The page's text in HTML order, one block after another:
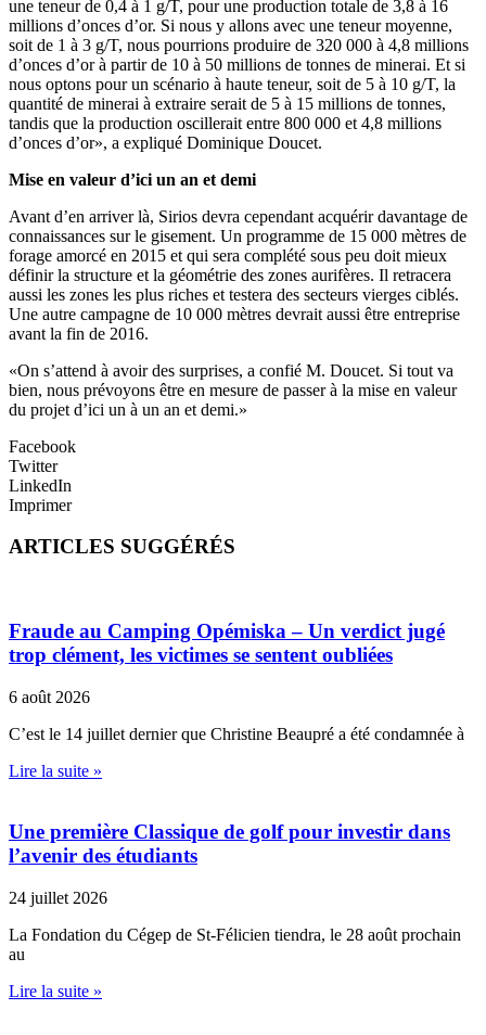
une teneur de 0,4 à 1 g/T, pour une production totale de 3,8 à 16
millions d’onces d’or. Si nous y allons avec une teneur moyenne,
soit de 1 à 3 g/T, nous pourrions produire de 320 000 à 4,8 millions
d’onces d’or à partir de 10 à 50 millions de tonnes de minerai. Et si
nous optons pour un scénario à haute teneur, soit de 5 à 10 g/T, la
quantité de minerai à extraire serait de 5 à 15 millions de tonnes,
tandis que la production oscillerait entre 800 000 et 4,8 millions
d’onces d’or», a expliqué Dominique Doucet.
Mise en valeur d’ici un an et demi
Avant d’en arriver là, Sirios devra cependant acquérir davantage de
connaissances sur le gisement. Un programme de 15 000 mètres de
forage amorcé en 2015 et qui sera complété sous peu doit mieux
définir la structure et la géométrie des zones aurifères. Il retracera
aussi les zones les plus riches et testera des secteurs vierges ciblés.
Une autre campagne de 10 000 mètres devrait aussi être entreprise
avant la fin de 2016.
«On s’attend à avoir des surprises, a confié M. Doucet. Si tout va
bien, nous prévoyons être en mesure de passer à la mise en valeur
du projet d’ici un à un an et demi.»
Facebook
Twitter
LinkedIn
Imprimer
ARTICLES SUGGÉRÉS
Fraude au Camping Opémiska – Un verdict jugé
trop clément, les victimes se sentent oubliées
6 août 2026
C’est le 14 juillet dernier que Christine Beaupré a été condamnée à
Lire la suite »
Une première Classique de golf pour investir dans
l’avenir des étudiants
24 juillet 2026
La Fondation du Cégep de St-Félicien tiendra, le 28 août prochain
au
Lire la suite »